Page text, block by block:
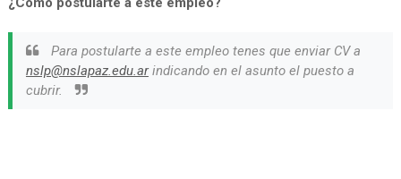
Para postularte a este empleo tenes que enviar CV a
nslp@nslapaz.edu.arindicando en el asunto el puesto a
cubrir.